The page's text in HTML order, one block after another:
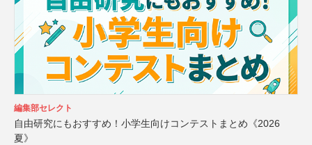
編集部セレクト
自由研究にもおすすめ！小学生向けコンテストまとめ《2026
夏》